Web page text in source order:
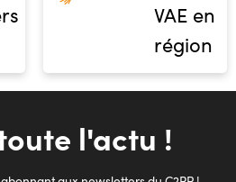
VAE en
région
l'actu !